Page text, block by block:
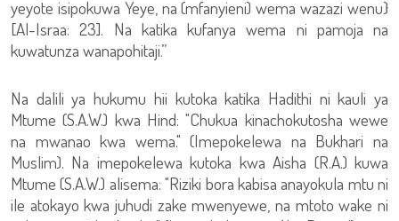
yeyote isipokuwa Yeye, na (mfanyieni) wema wazazi wenu}
[Al-Israa: 23]. Na katika kufanya wema ni pamoja na
kuwatunza wanapohitaji.”
Na dalili ya hukumu hii kutoka katika Hadithi ni kauli ya
Mtume (S.A.W.) kwa Hind: "Chukua kinachokutosha wewe
na mwanao kwa wema." (Imepokelewa na Bukhari na
Muslim). Na imepokelewa kutoka kwa Aisha (R.A.) kuwa
Mtume (S.A.W.) alisema: "Riziki bora kabisa anayokula mtu ni
ile atokayo kwa juhudi zake mwenyewe, na mtoto wake ni